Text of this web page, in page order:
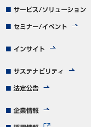
サービス/ソリューション
セミナー/イベント
インサイト
サステナビリティ
法定公告
企業情報